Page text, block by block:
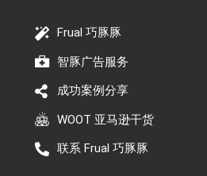
Frual 巧豚豚
智豚广告服务
成功案例分享
WOOT 亚马逊干货
联系 Frual 巧豚豚